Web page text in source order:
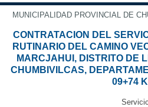
MUNICIPALIDAD PROVINCIAL DE
CONTRATACION DEL
RUTINARIO DEL CAMINO
MARCJAHUI, DISTRITO DE
CHUMBIVILCAS,
09+74